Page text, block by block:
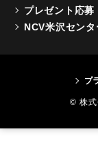
プレゼント応募
NCV米沢センタ
プ
© 株式